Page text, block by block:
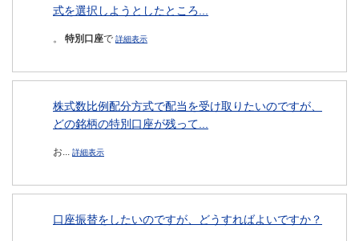
式を選択しようとしたところ...
。 特別口座で 詳細表示
株式数比例配分方式で配当を受け取りたいのですが、
どの銘柄の特別口座が残って...
お... 詳細表示
口座振替をしたいのですが、どうすればよいですか？